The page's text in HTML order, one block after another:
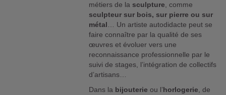
métiers de la sculpture, comme
sculpteur sur bois, sur pierre ou sur
métal… Un artiste autodidacte peut se
faire connaître par la qualité de ses
œuvres et évoluer vers une
reconnaissance professionnelle par le
suivi de stages, l’intégration de collectifs
d’artisans…
Dans la bijouterie ou l’horlogerie, de